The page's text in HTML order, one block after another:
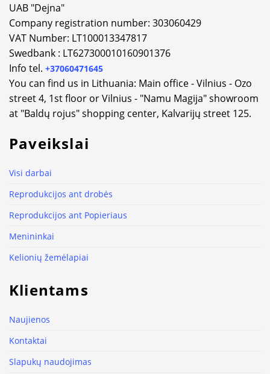
UAB "Dejna"
Company registration number: 303060429
VAT Number: LT100013347817
Swedbank : LT627300010160901376
Info tel. +37060471645
You can find us in Lithuania: Main office - Vilnius - Ozo
street 4, 1st floor or Vilnius - "Namu Magija" showroom
at "Baldų rojus" shopping center, Kalvarijų street 125.
Paveikslai
Visi darbai
Reprodukcijos ant drobės
Reprodukcijos ant Popieriaus
Menininkai
Kelionių žemėlapiai
Klientams
Naujienos
Kontaktai
Slapukų naudojimas